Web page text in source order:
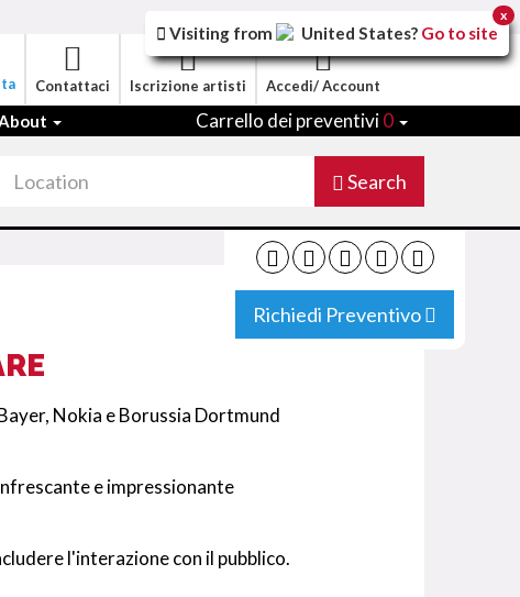
Contattaci Iscrizione artisti Accedi/ Account
Carrello dei preventivi0
Search
Richiedi Preventivo
Nokia e Borussia Dortmund
e impressionante
l'interazione con il pubblico.
Visiting from United States? Go to site
x